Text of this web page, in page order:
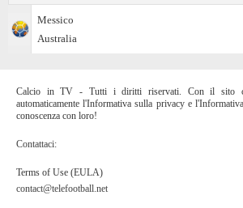
Messico
Australia
Calcio in TV - Tutti i diritti riservati. Con il sito
automaticamente l'Informativa sulla privacy e
conoscenza con loro!
Contattaci:
Terms of Use (EULA)
contact@telefootball.net